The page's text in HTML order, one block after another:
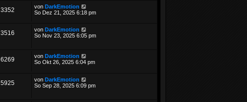
3352 von DarkEmotion
So Dez 21, 2025 6:18 pm
3516 von DarkEmotion
So Nov 23, 2025 6:05 pm
6269 von DarkEmotion
So Okt 26, 2025 6:04 pm
5925 von DarkEmotion
So Sep 28, 2025 6:09 pm